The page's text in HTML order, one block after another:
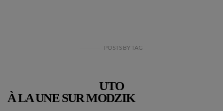
POSTS BYTAG
UTO
À LA UNE SUR MODZIK